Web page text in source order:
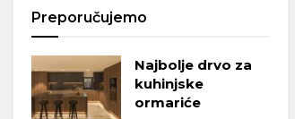
Preporučujemo
Najbolje drvo za
kuhinjske
ormariće